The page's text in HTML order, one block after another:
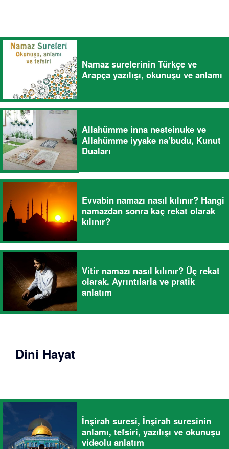
Namaz surelerinin Türkçe ve
Arapça yazılışı, okunuşu ve anlamı
Allahümme inna nesteinuke ve
Allahümme iyyake na’budu, Kunut
Duaları
Evvabin namazı nasıl kılınır? Hangi
namazdan sonra kaç rekat olarak
kılınır?
Vitir namazı nasıl kılınır? Üç rekat
olarak. Ayrıntılarla ve pratik
anlatım
Dini Hayat
İnşirah suresi, İnşirah suresinin
anlamı, tefsiri, yazılışı ve okunuşu
videolu anlatım